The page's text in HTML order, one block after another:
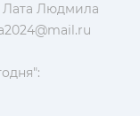
Лата Людмила